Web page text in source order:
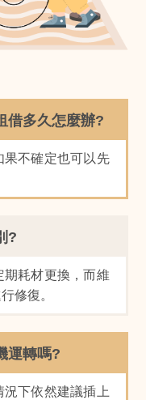
借多久怎麼辦?
果不確定也可以先
?
耗材更換，而維
修復。
運轉嗎?
下依然建議插上